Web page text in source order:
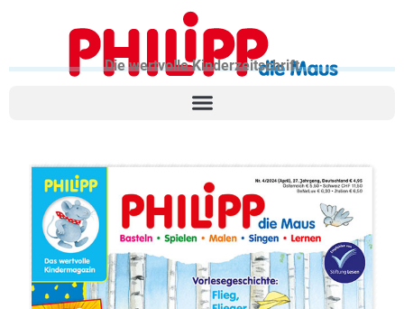
Die wertvolle Kinderzeitschrift